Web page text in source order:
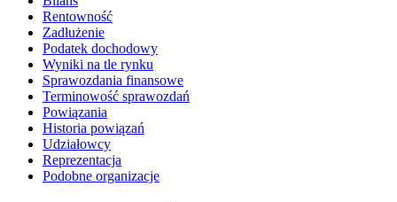
Rentowność
Zadłużenie
Podatek dochodowy
Wyniki na tle rynku
Sprawozdania finansowe
Terminowość sprawozdań
Powiązania
Historia powiązań
Udziałowcy
Reprezentacja
Podobne organizacje